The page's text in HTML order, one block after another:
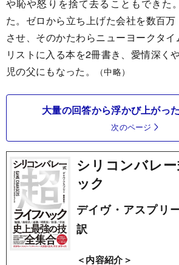
や恥や怒りを捨て去ることもできた
た。ゼロから立ち上げた会社を数百
させ、そのかたわらニューヨークタ
リストに入る本を2冊書き、愛情深く
児の父にもなった。
（中略）
大量の回答から浮かび上がっ
次のページ
シリコンバレ
ック
デイヴ・アスプリ
訳
＜内容紹介＞